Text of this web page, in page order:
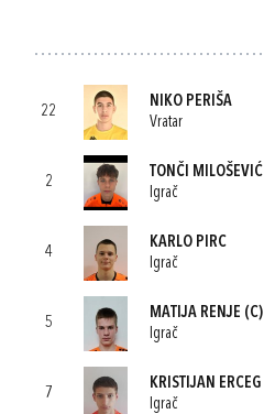
22
NIKO PERIŠA
Vratar
2
TONČI MILOŠEVIĆ
Igrač
4
KARLO PIRC
Igrač
5
MATIJA RENJE (C)
Igrač
7
KRISTIJAN ERCEG
Igrač